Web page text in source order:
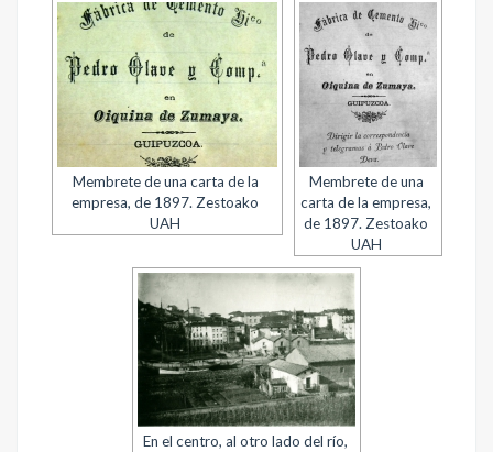
Membrete de una carta de la
empresa, de 1897. Zestoako
UAH
Membrete de una
carta de la empresa,
de 1897. Zestoako
UAH
En el centro, al otro lado del río,